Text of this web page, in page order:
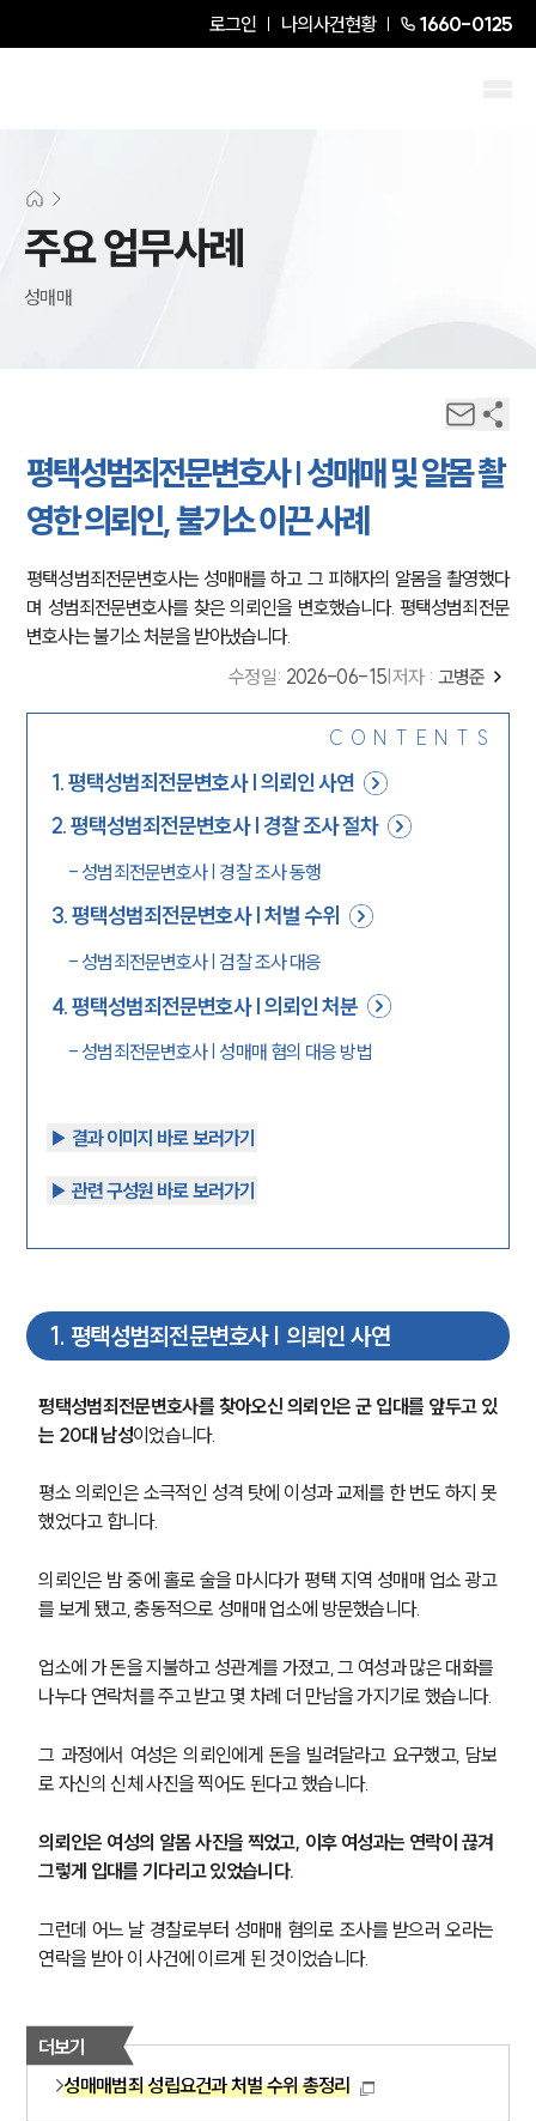
로그인 나의사건현황 1660-0125
주요 업무사례
성매매
평택성범죄전문변호사 | 성매매 및 알몸 촬
영한 의뢰인, 불기소 이끈 사례
평택성범죄전문변호사는 성매매를 하고 그 피해자의 알몸을 촬영했다
며 성범죄전문변호사를 찾은 의뢰인을 변호했습니다. 평택성범죄전문
변호사는 불기소 처분을 받아냈습니다.
수정일: 2026-06-15 저자 : 고병준
CONTENTS
1.평택성범죄전문변호사 | 의뢰인 사연
2.평택성범죄전문변호사 | 경찰 조사 절차
- 성범죄전문변호사 | 경찰 조사 동행
3.평택성범죄전문변호사 | 처벌 수위
- 성범죄전문변호사 | 검찰 조사 대응
4.평택성범죄전문변호사 | 의뢰인 처분
- 성범죄전문변호사 | 성매매 혐의 대응 방법
▶︎ 결과 이미지 바로 보러가기
▶︎ 관련 구성원 바로 보러가기
1. 평택성범죄전문변호사 | 의뢰인 사연
평택성범죄전문변호사를 찾아오신 의뢰인은 군 입대를 앞두고 있
는 20대 남성이었습니다.
평소 의뢰인은 소극적인 성격 탓에 이성과 교제를 한 번도 하지 못
했었다고 합니다.
의뢰인은 밤 중에 홀로 술을 마시다가 평택 지역 성매매 업소 광고
를 보게 됐고, 충동적으로 성매매 업소에 방문했습니다.
업소에 가 돈을 지불하고 성관계를 가졌고, 그 여성과 많은 대화를
나누다 연락처를 주고 받고 몇 차례 더 만남을 가지기로 했습니다.
그 과정에서 여성은 의뢰인에게 돈을 빌려달라고 요구했고, 담보
로 자신의 신체 사진을 찍어도 된다고 했습니다.
의뢰인은 여성의 알몸 사진을 찍었고, 이후 여성과는 연락이 끊겨
그렇게 입대를 기다리고 있었습니다.
그런데 어느 날 경찰로부터 성매매 혐의로 조사를 받으러 오라는
연락을 받아 이 사건에 이르게 된 것이었습니다.
더보기
성매매범죄 성립요건과 처벌 수위 총정리